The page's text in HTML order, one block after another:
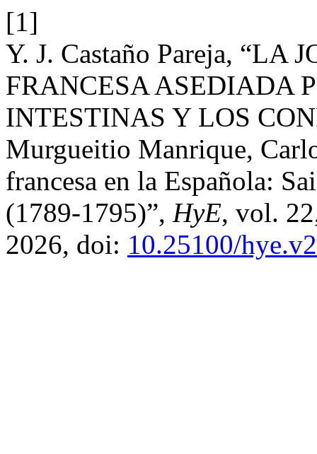
[1]
Y. J. Castaño Pareja, “LA
FRANCESA ASEDIADA
INTESTINAS Y LOS
Murgueitio Manrique,
francesa en la Española:
(1789-1795)”, HyE, vol.
2026, doi: 10.25100/